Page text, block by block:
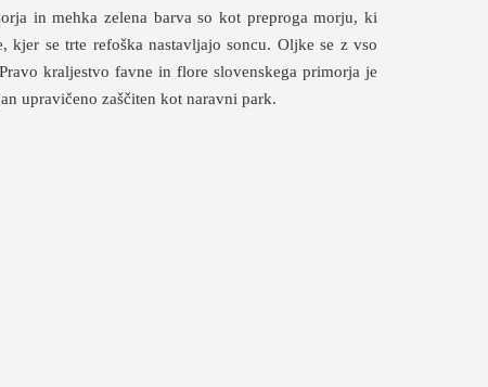
in mehka zelena barva so kot preproga morju, ki
kjer se trte refoška nastavljajo soncu. Oljke se z vso
kraljestvo favne in flore slovenskega primorja je
upravičeno zaščiten kot naravni park.